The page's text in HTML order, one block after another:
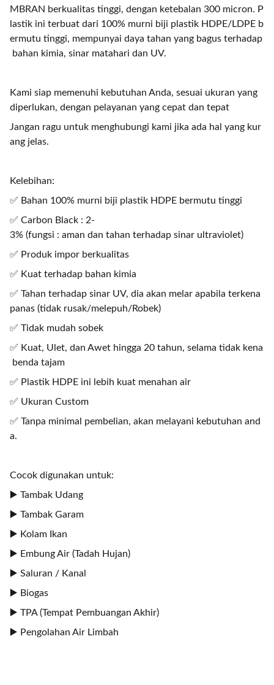
MBRAN berkualitas tinggi, dengan ketebalan 300 micron. P
lastik ini terbuat dari 100% murni biji plastik HDPE/LDPE b
ermutu tinggi, mempunyai daya tahan yang bagus terhadap
bahan kimia, sinar matahari dan UV.
Kami siap memenuhi kebutuhan Anda, sesuai ukuran yang
diperlukan, dengan pelayanan yang cepat dan tepat
Jangan ragu untuk menghubungi kami jika ada hal yang kur
ang jelas.
Kelebihan:
✅ Bahan 100% murni biji plastik HDPE bermutu tinggi
✅ Carbon Black : 2-
3% (fungsi : aman dan tahan terhadap sinar ultraviolet)
✅ Produk impor berkualitas
✅ Kuat terhadap bahan kimia
✅ Tahan terhadap sinar UV, dia akan melar apabila terkena
panas (tidak rusak/melepuh/Robek)
✅ Tidak mudah sobek
✅ Kuat, Ulet, dan Awet hingga 20 tahun, selama tidak kena
benda tajam
✅ Plastik HDPE ini lebih kuat menahan air
✅ Ukuran Custom
✅ Tanpa minimal pembelian, akan melayani kebutuhan and
a.
Cocok digunakan untuk:
▶️ Tambak Udang
▶️ Tambak Garam
▶️ Kolam Ikan
▶️ Embung Air (Tadah Hujan)
▶️ Saluran / Kanal
▶️ Biogas
▶️ TPA (Tempat Pembuangan Akhir)
▶️ Pengolahan Air Limbah